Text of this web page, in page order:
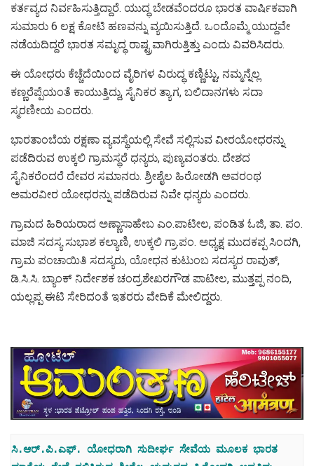
ಕರ್ತವ್ಯದ ನಿರ್ವಹಿಸುತ್ತಿದ್ದಾರೆ. ಯುದ್ಧ ಬೇಡವೆಂದರೂ ಭಾರತ ವಾರ್ಷಿಕವಾಗಿ
ಸುಮಾರು 6 ಲಕ್ಷ ಕೋಟಿ ಹಣವನ್ನು ವ್ಯಯಿಸುತ್ತಿದೆ. ಒಂದೊಮ್ಮೆ ಯುದ್ದವೇ
ನಡೆಯದಿದ್ದರೆ ಭಾರತ ಸಮೃದ್ಧ ರಾಷ್ಟ್ರವಾಗಿರುತ್ತಿತ್ತು ಎಂದು ವಿವರಿಸಿದರು.
ಈ ಯೋಧರು ಕೆಚ್ಚೆದೆಯಿಂದ ವೈರಿಗಳ ವಿರುದ್ಧ ಕಣ್ಣಿಟ್ಟು, ನಮ್ಮನ್ನೆಲ್ಲ
ಕಣ್ಣರೆಪ್ಪೆಯಂತೆ ಕಾಯುತ್ತಿದ್ದು, ಸೈನಿಕರ ತ್ಯಾಗ, ಬಲಿದಾನಗಳು ಸದಾ
ಸ್ಮರಣೀಯ ಎಂದರು.
ಭಾರತಾಂಬೆಯ ರಕ್ಷಣಾ ವ್ಯವಸ್ಥೆಯಲ್ಲಿ ಸೇವೆ ಸಲ್ಲಿಸುವ ವೀರಯೋಧರನ್ನು
ಪಡೆದಿರುವ ಉಕ್ಕಲಿ ಗ್ರಾಮಸ್ಥರೆ ಧನ್ಯರು, ಪುಣ್ಯವಂತರು. ದೇಶದ
ಸೈನಿಕರೆಂದರೆ ದೇವರ ಸಮಾನರು. ಶ್ರೀಶೈಲ ಹಿರೋಡಗಿ ಅವರಂಥ
ಅಮರವೀರ ಯೋಧರನ್ನು ಪಡೆದಿರುವ ನಿವೇ ಧನ್ಯರು ಎಂದರು.
ಗ್ರಾಮದ ಹಿರಿಯರಾದ ಅಣ್ಣಾಸಾಹೇಬ ಎಂ.ಪಾಟೀಲ, ಪಂಡಿತ ಓಜಿ, ತಾ. ಪಂ.
ಮಾಜಿ ಸದಸ್ಯ ಸುಭಾಶ ಕಲ್ಯಾಣಿ, ಉಕ್ಕಲಿ ಗ್ರಾ.ಪಂ. ಅಧ್ಯಕ್ಷ ಮುದಕಪ್ಪ ಸಿಂದಗಿ,
ಗ್ರಾಮ ಪಂಚಾಯಿತಿ ಸದಸ್ಯರು, ಯೋಧನ ಕುಟುಂಬ ಸದಸ್ಯರ ರಾವುತ್,
ಡಿ.ಸಿ.ಸಿ. ಬ್ಯಾಂಕ್ ನಿರ್ದೇಶಕ ಚಂದ್ರಶೇಖರಗೌಡ ಪಾಟೀಲ, ಮುತ್ತಪ್ಪ ನಂದಿ,
ಯಲ್ಲಪ್ಪ ಈಟಿ ಸೇರಿದಂತೆ ಇತರರು ವೇದಿಕೆ ಮೇಲಿದ್ದರು.
ಸಿ.ಆರ್.ಪಿ.ಎಫ್. ಯೋಧರಾಗಿ ಸುದೀರ್ಘ ಸೇವೆಯ ಮೂಲಕ ಭಾರತ